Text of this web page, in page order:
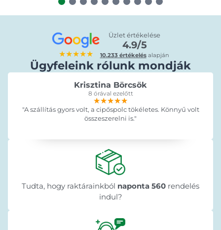
★★★★★
Üzlet értékelése
4.9/5
10.233 értékelésalapján
Ügyfeleink rólunk mondják
Krisztina Börcsök
8 órával ezelőtt
★★★★★
★★★★★
★★★★★
"A szállítás gyors volt, a cipőspolc tökéletes. Könnyű volt
összeszerelni is."
Tudta, hogy raktárainkból naponta 560 rendelés
indul?